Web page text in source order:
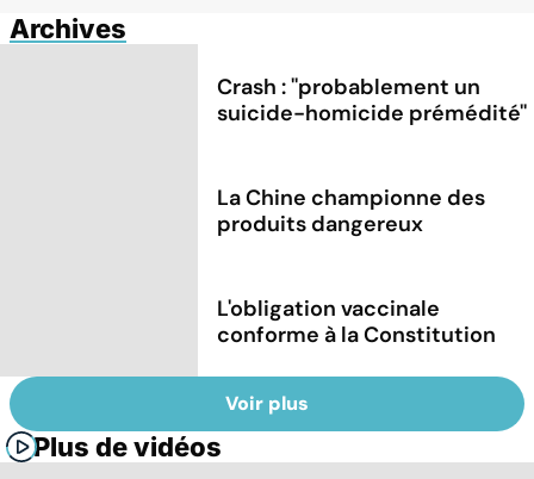
Archives
Crash : ''probablement un
suicide-homicide prémédité''
La Chine championne des
produits dangereux
L'obligation vaccinale
conforme à la Constitution
Voir plus
Plus de vidéos